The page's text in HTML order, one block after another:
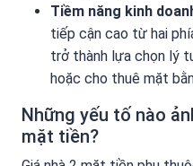
Tiềm năng kinh
tiếp cận cao từ hai
trở thành lựa chọn lý
hoặc cho thuê mặt
Những yếu tố nào
mặt tiền?